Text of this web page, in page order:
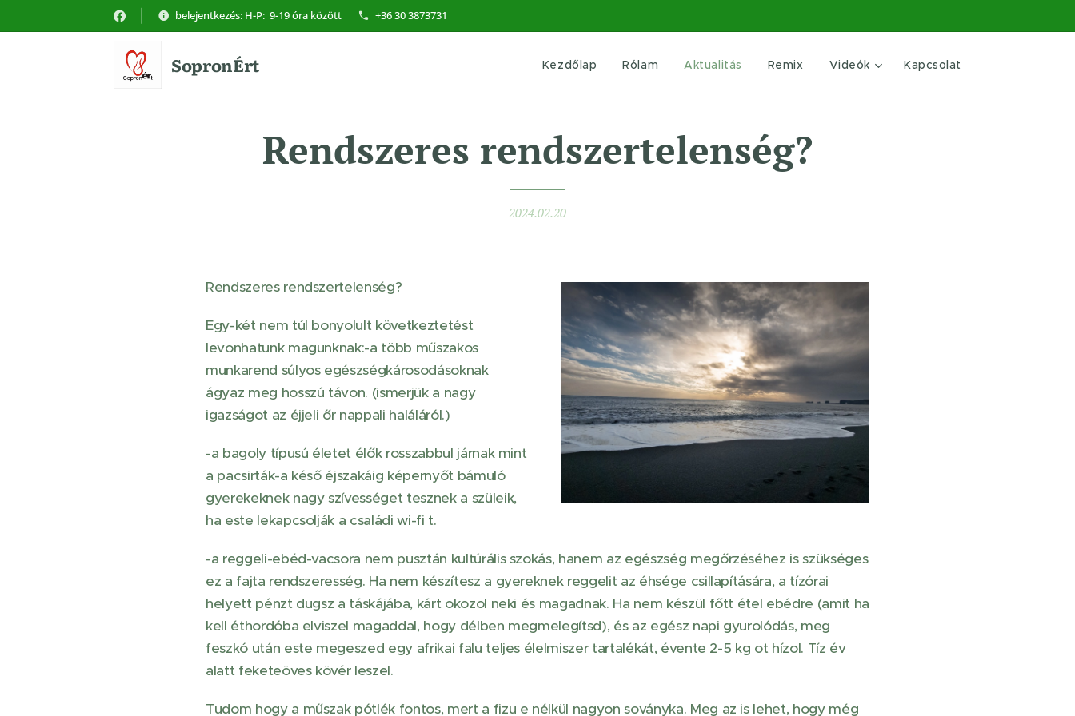
belejentkezés: H-P: 9-19 óra között +36 30 3873731
SopronÉrt Kezdőlap Rólam Aktualitás Remix Videók Kapcsolat
Rendszeres rendszertelenség?
2024.02.20
Rendszeres rendszertelenség?
Egy-két nem túl bonyolult következtetést
levonhatunk magunknak:-a több műszakos
munkarend súlyos egészségkárosodásoknak
ágyaz meg hosszú távon. (ismerjük a nagy
igazságot az éjjeli őr nappali haláláról.)
-a bagoly típusú életet élők rosszabbul járnak mint
a pacsirták-a késő éjszakáig képernyőt bámuló
gyerekeknek nagy szívességet tesznek a szüleik,
ha este lekapcsolják a családi wi-fi t.
-a reggeli-ebéd-vacsora nem pusztán kultúrális szokás, hanem az egészség megőrzéséhez is szükséges
ez a fajta rendszeresség. Ha nem készítesz a gyereknek reggelit az éhsége csillapítására, a tízórai
helyett pénzt dugsz a táskájába, kárt okozol neki és magadnak. Ha nem készül főtt étel ebédre (amit ha
kell éthordóba elviszel magaddal, hogy délben megmelegítsd), és az egész napi gyurolódás, meg
feszkó után este megeszed egy afrikai falu teljes élelmiszer tartalékát, évente 2-5 kg ot hízol. Tíz év
alatt feketeöves kövér leszel.
Tudom hogy a műszak pótlék fontos, mert a fizu e nélkül nagyon soványka. Meg az is lehet, hogy még